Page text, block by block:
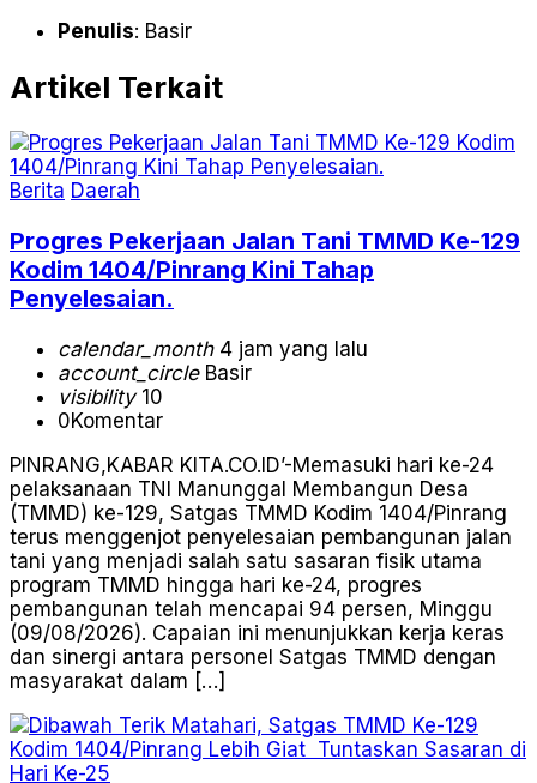
Penulis: Basir
Artikel Terkait
Berita Daerah
Progres Pekerjaan Jalan Tani TMMD Ke-129
Kodim 1404/Pinrang Kini Tahap
Penyelesaian.
calendar_month4 jam yang lalu
account_circleBasir
visibility10
0Komentar
PINRANG,KABAR KITA.CO.ID’-Memasuki hari ke-24
pelaksanaan TNI Manunggal Membangun Desa
(TMMD) ke-129, Satgas TMMD Kodim 1404/Pinrang
terus menggenjot penyelesaian pembangunan jalan
tani yang menjadi salah satu sasaran fisik utama
program TMMD hingga hari ke-24, progres
pembangunan telah mencapai 94 persen, Minggu
(09/08/2026). Capaian ini menunjukkan kerja keras
dan sinergi antara personel Satgas TMMD dengan
masyarakat dalam […]